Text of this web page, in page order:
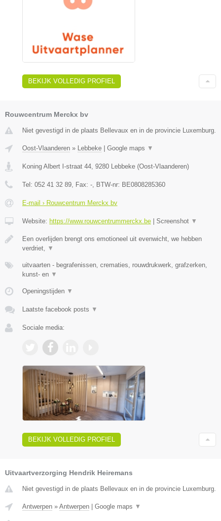
BEKIJK VOLLEDIG PROFIEL
Rouwcentrum Merckx bv
Niet gevestigd in de plaats Bellevaux en in de provincie Luxemburg.
Oost-Vlaanderen » Lebbeke | Google maps ▼
Koning Albert I-straat 44 9280 Lebbeke (Oost-Vlaanderen)
Tel: 052 41 32 89 , Fax: - , BTW-nr: BE0808285360
E-mail › Rouwcentrum Merckx bv
Website: https://www.rouwcentrummerckx.be | Screenshot ▼
Een overlijden brengt ons emotioneel uit evenwicht, we hebben
verdriet,
▼
uitvaarten - begrafenissen, crematies, rouwdrukwerk, grafzerken,
kunst- en ▼
Openingstijden ▼
Laatste facebook posts ▼
Sociale media:
BEKIJK VOLLEDIG PROFIEL
Uitvaartverzorging Hendrik Heiremans
Niet gevestigd in de plaats Bellevaux en in de provincie Luxemburg.
Antwerpen » Antwerpen | Google maps ▼